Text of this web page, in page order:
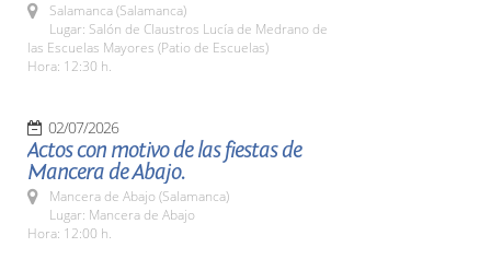
Salamanca (Salamanca)
Lugar: Salón de Claustros Lucía de Medrano de
las Escuelas Mayores (Patio de Escuelas)
Hora: 12:30 h.
02/07/2026
Actos con motivo de las fiestas de
Mancera de Abajo.
Mancera de Abajo (Salamanca)
Lugar: Mancera de Abajo
Hora: 12:00 h.